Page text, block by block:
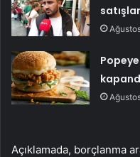
Açıklamada, borçlanma